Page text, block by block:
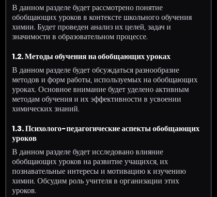
В данном разделе будет рассмотрено понятие
обобщающих уроков в контексте школьного обучения
химии. Будет проведен анализ их целей, задач и
значимости в образовательном процессе.
1.2. Методы обучения на обобщающих уроках
В данном разделе будет обсуждаться разнообразие
методов и форм работы, используемых на обобщающих
уроках. Основное внимание будет уделено активным
методам обучения и их эффективности в усвоении
химических знаний.
1.3. Психолого-педагогические аспекты обобщающих
уроков
В данном разделе будет исследовано влияние
обобщающих уроков на развитие учащихся, их
познавательные интересы и мотивацию к изучению
химии. Обсудим роль учителя в организации этих
уроков.